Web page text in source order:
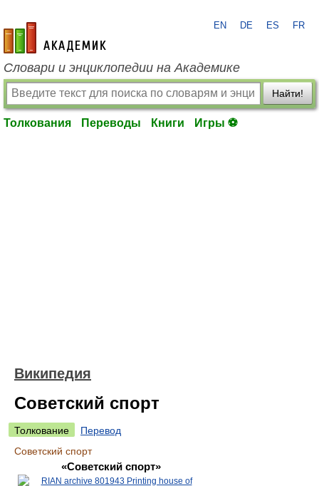
academic.ru
EN DE ES FR
Словари и энциклопедии на Академике
Найти!
Толкования Переводы Книги Игры ⚽
Википедия
Советский спорт
Толкование
Перевод
Советский спорт
«Советский спорт»